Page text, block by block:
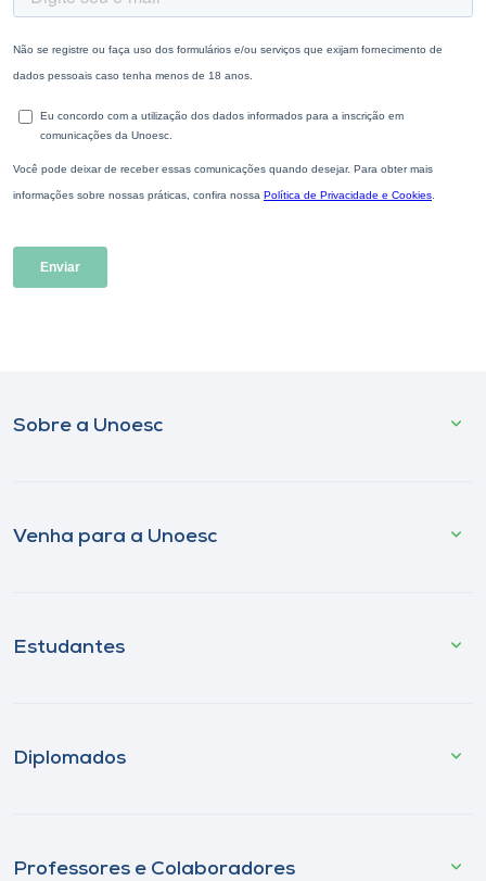
Sobre a Unoesc
Venha para a Unoesc
Estudantes
Diplomados
Professores e Colaboradores